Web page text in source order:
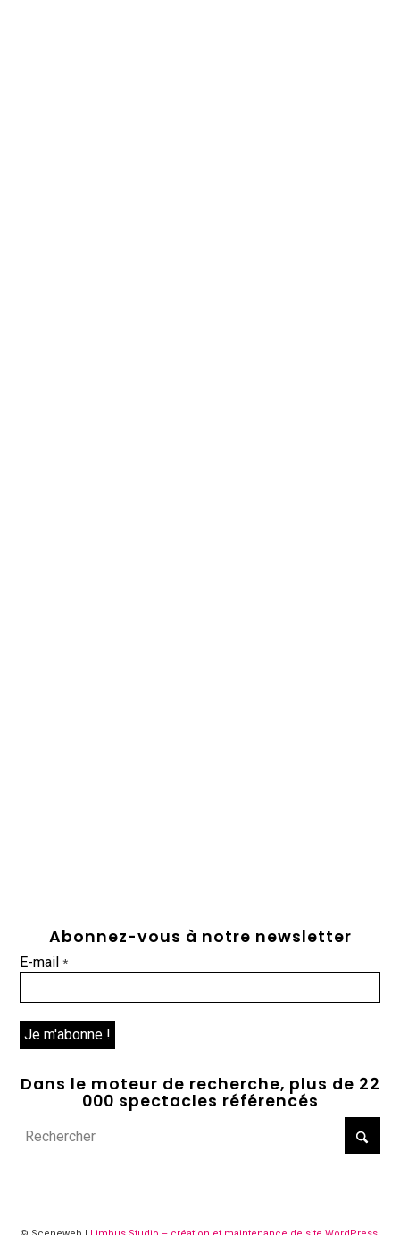
Abonnez-vous à notre newsletter
E-mail*
Dans le moteur de recherche, plus de 22
000 spectacles référencés